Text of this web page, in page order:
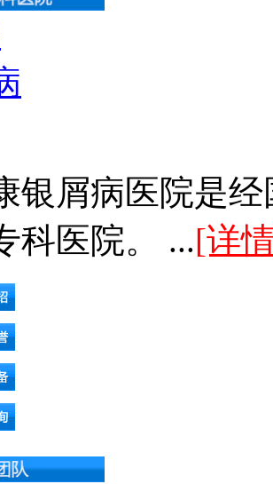
银屑病医院是
科医院。 ...[详